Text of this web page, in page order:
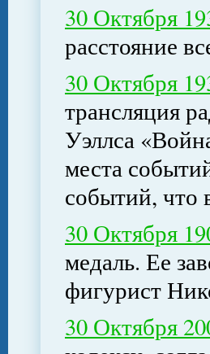
30 Октября
расстояние
30 Октября
трансляция
Уэллса
места
событий, что
30 Октября
медаль. Ее
фигурист
30 Октября